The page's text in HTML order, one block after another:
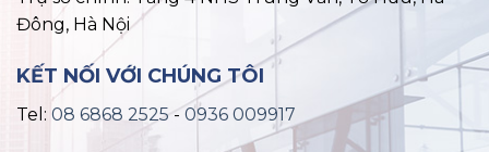
Đông, Hà Nội
KẾT NỐI VỚI CHÚNG TÔI
Tel: 08 6868 2525-0936 009917